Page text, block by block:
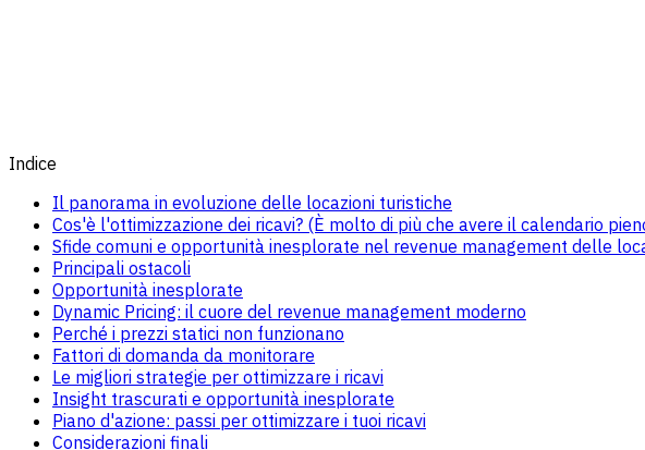
Indice
Il panorama in evoluzione delle locazioni turistiche
Cos'è l'ottimizzazione dei ricavi? (È molto di più che avere il calendario
Sfide comuni e opportunità inesplorate nel revenue management delle
Principali ostacoli
Opportunità inesplorate
Dynamic Pricing: il cuore del revenue management moderno
Perché i prezzi statici non funzionano
Fattori di domanda da monitorare
Le migliori strategie per ottimizzare i ricavi
Insight trascurati e opportunità inesplorate
Piano d'azione: passi per ottimizzare i tuoi ricavi
Considerazioni finali